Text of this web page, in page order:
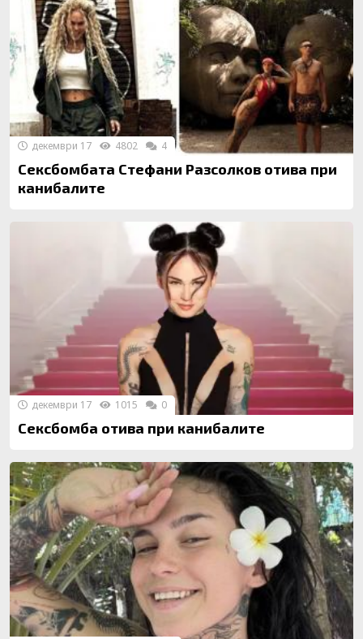
Сексбомбата Стефани Разсолков отива при
канибалите
декември 17 4802 4
Сексбомба отива при канибалите
декември 17 1015 0